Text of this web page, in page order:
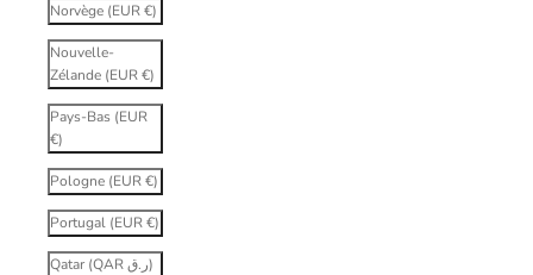
Norvège (EUR €)
Nouvelle-
Zélande (EUR €)
Pays-Bas (EUR
€)
Pologne (EUR €)
Portugal (EUR €)
Qatar (QAR ر.ق)